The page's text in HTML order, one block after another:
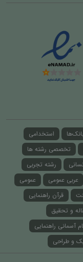
استخدامی
تخصصی رشته ها
رشته تجربی
عربی عمومی
عمومی
قرآن راهنمایی
و تحقیق
آسمانی راهنمایی
و طراحی